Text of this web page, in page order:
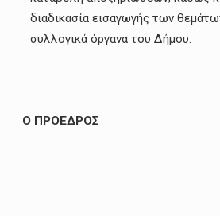
διαδικασία εισαγωγής των
συλλογικά όργανα του Δήμου.
O ΠΡΟΕΔΡΟΣ